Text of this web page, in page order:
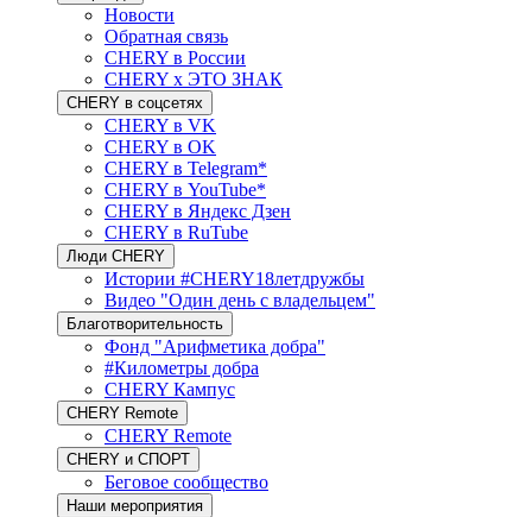
Новости
Обратная связь
CHERY в России
CHERY x ЭТО ЗНАК
CHERY в соцсетях
CHERY в VK
CHERY в OK
CHERY в Telegram*
CHERY в YouTube*
CHERY в Яндекс Дзен
CHERY в RuTube
Люди CHERY
Истории #CHERY18летдружбы
Видео "Один день с владельцем"
Благотворительность
Фонд "Арифметика добра"
#Километры добра
CHERY Кампус
CHERY Remote
CHERY Remote
CHERY и СПОРТ
Беговое сообщество
Наши мероприятия